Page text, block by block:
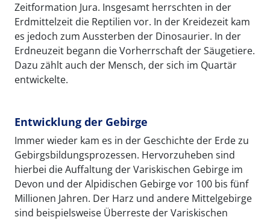
Zeitformation Jura. Insgesamt herrschten in der
Erdmittelzeit die Reptilien vor. In der Kreidezeit kam
es jedoch zum Aussterben der Dinosaurier. In der
Erdneuzeit begann die Vorherrschaft der Säugetiere.
Dazu zählt auch der Mensch, der sich im Quartär
entwickelte.
Entwicklung der Gebirge
Immer wieder kam es in der Geschichte der Erde zu
Gebirgsbildungsprozessen. Hervorzuheben sind
hierbei die Auffaltung der Variskischen Gebirge im
Devon und der Alpidischen Gebirge vor 100 bis fünf
Millionen Jahren. Der Harz und andere Mittelgebirge
sind beispielsweise Überreste der Variskischen